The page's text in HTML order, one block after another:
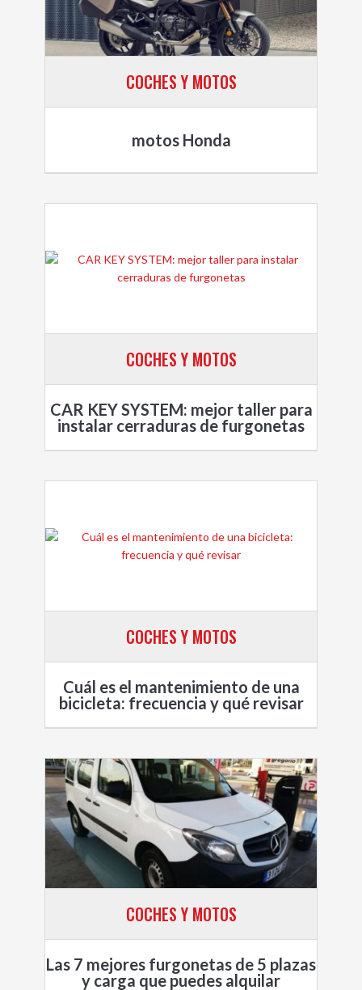
COCHES Y MOTOS
motos Honda
COCHES Y MOTOS
CAR KEY SYSTEM: mejor taller para
instalar cerraduras de furgonetas
COCHES Y MOTOS
Cuál es el mantenimiento de una
bicicleta: frecuencia y qué revisar
COCHES Y MOTOS
Las 7 mejores furgonetas de 5 plazas
y carga que puedes alquilar